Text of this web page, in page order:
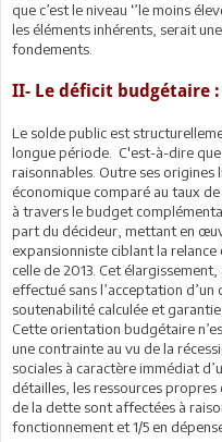
que c’est le niveau ‘’le moins
les éléments inhérents, serait
fondements.
II- Le déficit budgétaire
Le solde public est
longue période. C'est-à-dire
raisonnables. Outre ses origines
économique comparé au taux
à travers le budget
part du décideur, mettant en
expansionniste ciblant la
celle de 2013. Cet
effectué sans l’acceptation
soutenabilité calculée et
Cette orientation budgétaire
une contrainte au vu de la
sociales à caractère immédiat
détailles, les ressources propres
de la dette sont affectées à
fonctionnement et 1/5 en